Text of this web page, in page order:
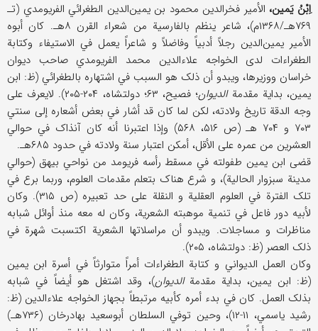
اِبْنُ یَمین، الأمیر فخرالدین محمود بن یمین‌الدین الطغرائي الفریومدي (تـ
۷۶۹هـ/۱۳۶۸م)، شاعر ینظم بالفارسیة من شعراء القرن ۸هـ. کان أبوه
الأمیر یمین‌الدین رجلاً أدبیاً وفاضلاً و شاعراً یعمل في الاستیفاء وکتابة
الطغراءات لدی الخواجه علاءالدین محمد الفریومدي صاحب دیوان
خراسان ووزیرها، ویبدو أن ذلک هو السبب في اشتهاره بالطغرائي (ظ: ابن
یمین، بدایة مقدمةالدیوان
؛ فصیح، ۶۳؛ دولتشاه، ۲۰۴-۲۰۵). لایعرف علی
وجه الدقة تاریخ ولادته، لکن لما کان قد أشار في بعض أشعاره إلی سنتي
۷۰۳ و ۷۰۴ هـ (ص ۵۱۶، ۵۶۸) وإذا اعتبرنا أنه کان آنذاک في حوالي
العشرین من عمره علی الأقل، أمکن اعتبار سنة ولادته في حدود ۶۸۵هـ.
قضی ابن یمین طفولته في مسقط رأسه فریومد من نواحي بیهق (حوالي
مدینة سبزوار الحالیة)، و شرع هناک بتعلم مقدمات العلوم، وربما برع في
تلک الفترة في العلوم العقلیة و النقلة علی حد تعبیره (ص ۳۱۵). وکان
لأبیه دور فاعل في تنمیة موهبته الشعریة، وکان له معه منذ أوائل شبابه
مناظرات و مساجلات. ویبدو أن مراسلاتها الشعریة اکتسبت شهرة في
ذلک العصر (ظ: دولتشاه، ۲۰۵).
وکان العمل الدیواني و کتابة الطغراءات أمراً متوارثاً في أسرة ابن یمین
(ظ: ابن یمین، بدایة مقدمةالدیوان)، وقد اشتغل هو أیضاً في شبابه
بذلک العمل. کان في بدء أمره کأبیه مرتبطاً بجهاز الخواجه علاءالدین (ظ:
رشید یاسمي، ۱۱-۱۲)، وحین توفي السلطان أبوسعید بهادرخان (۷۳۶هـ)